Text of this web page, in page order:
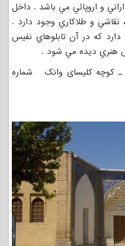
و اروپائي مي باشد . داخل
نقاشي و طلاكاري وجود دارد .
دارد كه در آن تابلوهاي نفيس
هنري ديده مي شود .
ـ کوچه کلیسای وانک شماره